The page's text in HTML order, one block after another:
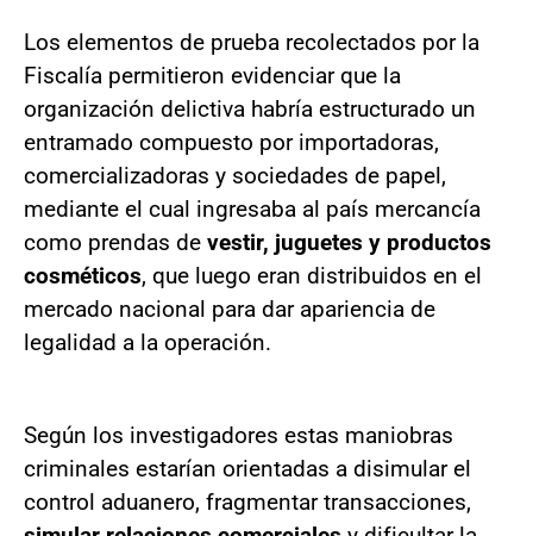
Los elementos de prueba recolectados por la
Fiscalía permitieron evidenciar que la
organización delictiva habría estructurado un
entramado compuesto por importadoras,
comercializadoras y sociedades de papel,
mediante el cual ingresaba al país mercancía
como prendas de vestir, juguetes y productos
cosméticos, que luego eran distribuidos en el
mercado nacional para dar apariencia de
legalidad a la operación.
Según los investigadores estas maniobras
criminales estarían orientadas a disimular el
control aduanero, fragmentar transacciones,